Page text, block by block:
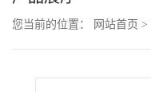
公
您当前的位置： 网站首页 >